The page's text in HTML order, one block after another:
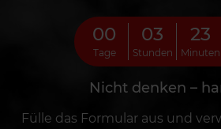
00
Tage
03
Stunden
23
Minuten
Nicht denken –
Fülle das Formular aus und